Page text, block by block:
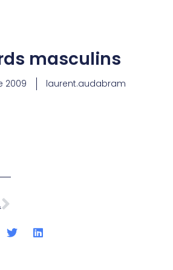
masculins
2009 laurent.audabram